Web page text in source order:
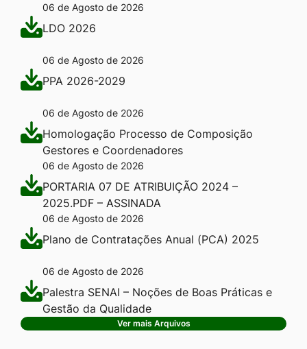
06 de Agosto de 2026
LDO 2026
06 de Agosto de 2026
PPA 2026-2029
06 de Agosto de 2026
Homologação Processo de Composição
Gestores e Coordenadores
06 de Agosto de 2026
PORTARIA 07 DE ATRIBUIÇÃO 2024 –
2025.PDF – ASSINADA
06 de Agosto de 2026
Plano de Contratações Anual (PCA) 2025
06 de Agosto de 2026
Palestra SENAI – Noções de Boas Práticas e
Gestão da Qualidade
Ver mais Arquivos